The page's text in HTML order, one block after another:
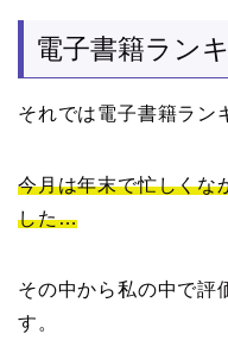
電子書籍ラン
それでは電子書籍ラン
今月は年末で忙しくな
した…
その中から私の中で評
す。